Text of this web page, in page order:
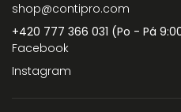
shop@contipro.com
+420 777 366 031 (Po - Pá
Facebook
Instagram